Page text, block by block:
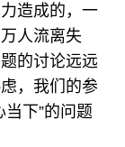
造成的，一
人流离失
的讨论远远
，我们的参
下”的问题